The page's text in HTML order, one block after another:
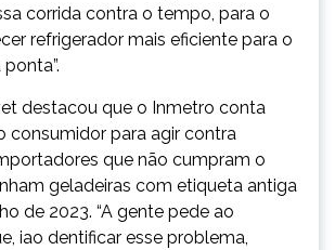
corrida contra o tempo, para o
refrigerador mais eficiente para o
destacou que o Inmetro conta
consumidor para agir contra
que não cumpram o
geladeiras com etiqueta antiga
de 2023. “A gente pede ao
iao dentificar esse problema,